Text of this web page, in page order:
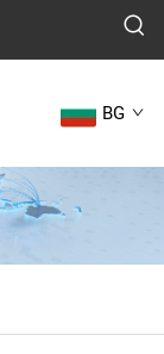
BG